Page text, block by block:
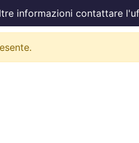
informazioni contattare